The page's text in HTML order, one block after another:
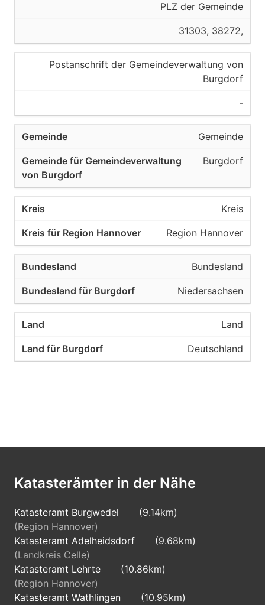
PLZ der Gemeinde
31303, 38272,
Postanschrift der Gemeindeverwaltung von
Burgdorf
-
Gemeinde
Burgdorf
Kreis
Region Hannover
Bundesland
Niedersachsen
Land
Deutschland
Katasterämter in der Nähe
Katasteramt Burgwedel
(9.14km)
(Region Hannover)
Katasteramt Adelheidsdorf
(9.68km)
(Landkreis Celle)
Katasteramt Lehrte
(10.86km)
(Region Hannover)
Katasteramt Wathlingen
(10.95km)